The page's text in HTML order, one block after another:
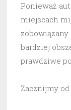
Ponieważ
miejscach
bardziej
prawdziwe
Zacznijmy